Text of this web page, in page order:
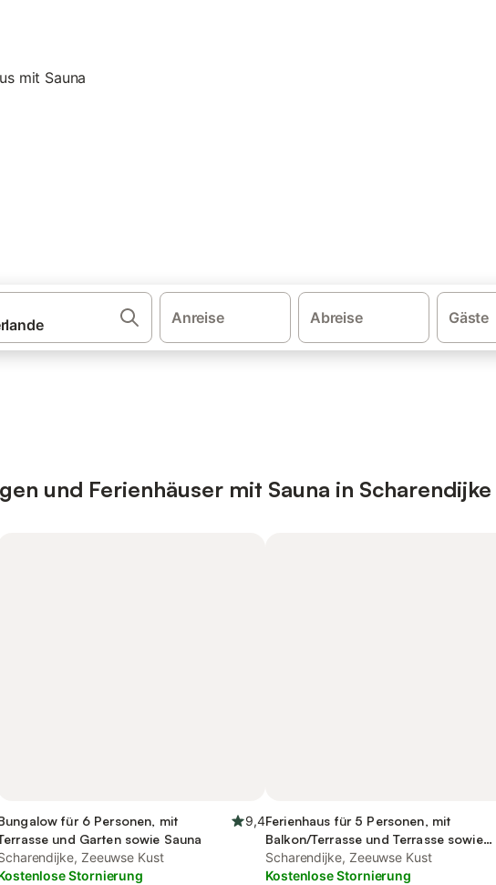
Anreise Abreise Gäste
und Ferienhäuser mit Sauna in Scharendijke
für 6 Personen, mit
und Garten sowie Sauna
9,4
Zeeuwse Kust
Stornierung
Ferienhaus für 5 Personen, mit
Balkon/Terrasse und Terrasse sowie
Garten
Scharendijke, Zeeuwse Kust
Kostenlose Stornierung